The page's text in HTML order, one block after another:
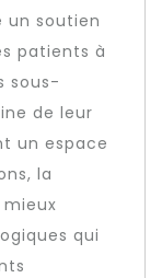
un soutien
patients à
sous-
de leur
un espace
la
qui